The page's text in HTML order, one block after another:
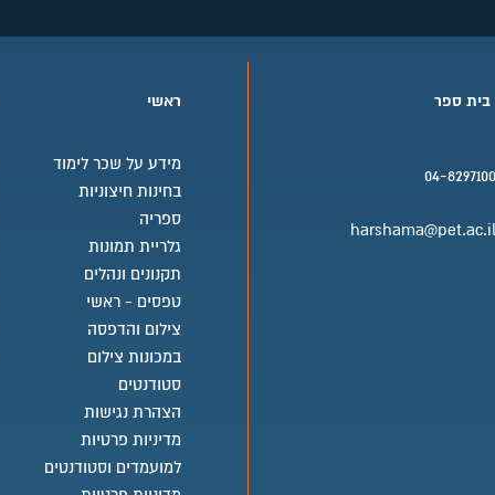
נוספות רצויה.
https://www.jobbing.co.il/jtest1/
תעודות ורישיונות: רישום בפנקס המהנדסים והאדריכלים לפי חוק המהנדסים והאדריכלים, תשי"ח- 1958 , או רישום
של שנתיים לפחות בתחום העיסוק של המשרה. להנדסאי
בית ספר
בית ספר טלפון
04-8297100
harshama@pet.ac.il
ראשי
מידע על שכר לימוד
בחינות חיצוניות
ספריה
גלריית תמונות
תקנונים ונהלים
טפסים - ראשי
צילום והדפסה
במכונות צילום
סטודנטים
הצהרת נגישות
מדיניות פרטיות
למועמדים וסטודנטים